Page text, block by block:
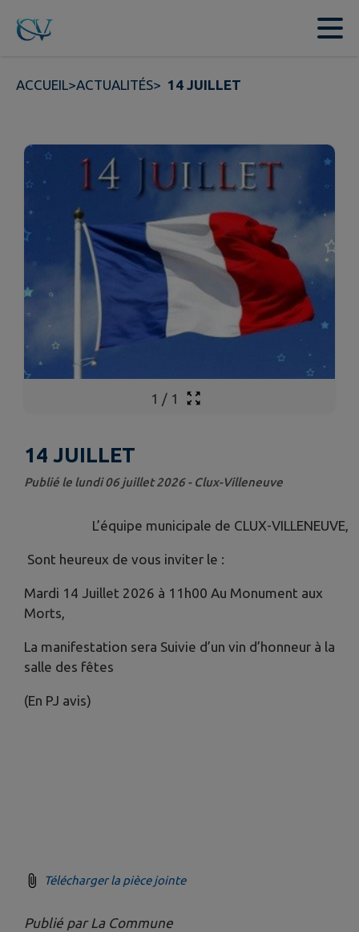
Contenu
ACCUEIL>ACTUALITÉS> 14 JUILLET
1 / 1
14 JUILLET
Publié le lundi 06 juillet 2026 - Clux-Villeneuve
L’équipe municipale de CLUX-VILLENEUVE,
Sont heureux de vous inviter le :
Mardi 14 Juillet 2026 à 11h00 Au Monument aux
Morts,
La manifestation sera Suivie d’un vin d’honneur à la
salle des fêtes
(En PJ avis)
Télécharger la pièce jointe
Publié par La Commune